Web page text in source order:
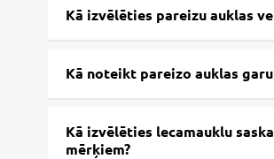
Kā izvēlēties pareizu auklas
Kā noteikt pareizo auklas
Kā izvēlēties lecamauklu
mērķiem?